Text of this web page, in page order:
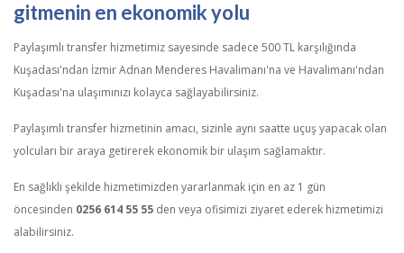
gitmenin en ekonomik yolu
Paylaşımlı transfer hizmetimiz sayesinde sadece 500 TL karşılığında
Kuşadası'ndan İzmir Adnan Menderes Havalimanı'na ve Havalimanı'ndan
Kuşadası'na ulaşımınızı kolayca sağlayabilirsiniz.
Paylaşımlı transfer hizmetinin amacı, sizinle aynı saatte uçuş yapacak olan
yolcuları bir araya getirerek ekonomik bir ulaşım sağlamaktır.
En sağlıklı şekilde hizmetimizden yararlanmak için en az 1 gün
öncesinden 0256 614 55 55 den veya ofisimizi ziyaret ederek hizmetimizi
alabilirsiniz.